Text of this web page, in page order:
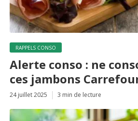
RAPPELS CONSO
Alerte conso : ne
ces jambons
24 juillet 2025 3 min de lecture